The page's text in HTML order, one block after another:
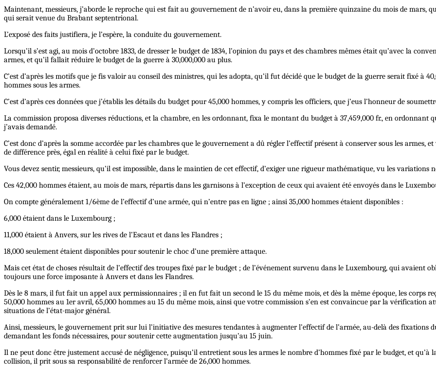
Maintenant, messieurs, j’aborde le reproche qui est fait au gouvernement de n’avoir eu, dans la première quinzaine du mois de mars,
qui serait venue du Brabant septentrional.
L’exposé des faits justifiera, je l’espère, la conduite du gouvernement.
Lorsqu’il s’est agi, au mois d’octobre 1833, de dresser le budget de 1834, l’opinion du pays et des chambres mêmes était qu’avec la
armes, et qu’il fallait réduire le budget de la guerre à 30,000,000 au plus.
C’est d’après les motifs que je fis valoir au conseil des ministres, qui les adopta, qu’il fut décidé que le budget de la guerre serait fixé à
hommes sous les armes.
C’est d’après ces données que j’établis les détails du budget pour 45,000 hommes, y compris les officiers, que j’eus l’honneur de
La commission proposa diverses réductions, et la chambre, en les ordonnant, fixa le montant du budget à 37,459,000 fr., en ordonnant
j’avais demandé.
C’est donc d’après la somme accordée par les chambres que le gouvernement a dû régler l’effectif présent à conserver sous les
de différence près, égal en réalité à celui fixé par le budget.
Vous devez sentir, messieurs, qu’il est impossible, dans le maintien de cet effectif, d’exiger une rigueur mathématique, vu les variations
Ces 42,000 hommes étaient, au mois de mars, répartis dans les garnisons à l’exception de ceux qui avaient été envoyés dans le
On compte généralement 1/6ème de l’effectif d’une armée, qui n’entre pas en ligne ; ainsi 35,000 hommes étaient disponibles :
6,000 étaient dans le Luxembourg ;
11,000 étaient à Anvers, sur les rives de l’Escaut et dans les Flandres ;
18,000 seulement étaient disponibles pour soutenir le choc d’une première attaque.
Mais cet état de choses résultait de l’effectif des troupes fixé par le budget ; de l’événement survenu dans le Luxembourg, qui avaient
toujours une force imposante à Anvers et dans les Flandres.
Dès le 8 mars, il fut fait un appel aux permissionnaires ; il en fut fait un second le 15 du même mois, et dès la même époque, les corps
50,000 hommes au 1er avril, 65,000 hommes au 15 du même mois, ainsi que votre commission s’en est convaincue par la vérification
situations de l’état-major général.
Ainsi, messieurs, le gouvernement prit sur lui l’initiative des mesures tendantes à augmenter l’effectif de l’armée, au-delà des fixations
demandant les fonds nécessaires, pour soutenir cette augmentation jusqu’au 15 juin.
Il ne peut donc être justement accusé de négligence, puisqu’il entretient sous les armes le nombre d’hommes fixé par le budget, et
collision, il prit sous sa responsabilité de renforcer l’armée de 26,000 hommes.